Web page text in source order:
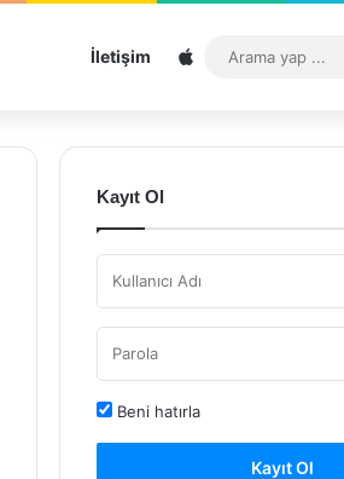
İletişim Sitemap
Kayıt Ol
Beni hatırla
Kayıt Ol